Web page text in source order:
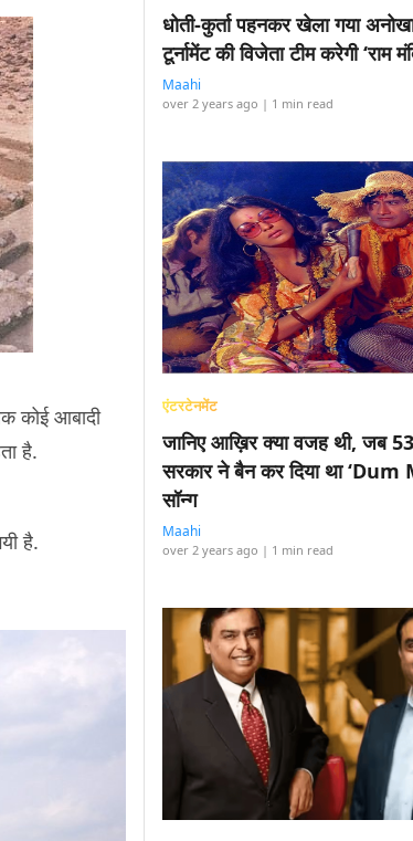
कोई आबादी
है.
है.
धोती-कुर्ता पहनकर खेला गया
टूर्नामेंट की विजेता टीम करेगी ‘राम
Maahi
over 2 years ago | 1 min read
एंटरटेनमेंट
जानिए आख़िर क्या वजह थी, जब
सरकार ने बैन कर दिया था
सॉन्ग
Maahi
over 2 years ago | 1 min read